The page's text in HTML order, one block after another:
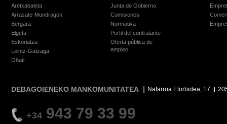
Aretxabaleta
Arrasate-Mondragón
Bergara
Elgeta
Eskoriatza
Leintz-Gatzaga
Oñati
Junta de Gobierno
Comisiones
Normativa
Perfil del contratante
Oferta pública de
empleo
DEBAGOIENEKO MANKOMUNITATEA Nafarroa Etorbidea, 17
+34 943 79 33 99